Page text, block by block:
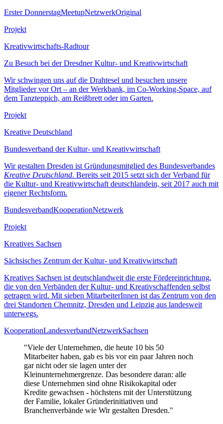
Erster DonnerstagMeetupNetzwerkOriginal
Projekt
Kreativwirtschafts-Radtour
Zu Besuch bei der Dresdner Kultur- und Kreativwirtschaft
Wir schwingen uns auf die Drahtesel und besuchen unsere
Mitglieder vor Ort – an der Werkbank, im Co-Working-Space, auf
dem Tanzteppich, am Reißbrett oder im Garten.
Projekt
Kreative Deutschland
Bundesverband der Kultur- und Kreativwirtschaft
Wir gestalten Dresden ist Gründungsmitglied des Bundesverbandes
Kreative Deutschland. Bereits seit 2015 setzt sich der Verband für
die Kultur- und Kreativwirtschaft deutschlandein, seit 2017 auch mit
eigener Rechtsform.
BundesverbandKooperationNetzwerk
Projekt
Kreatives Sachsen
Sächsisches Zentrum der Kultur- und Kreativwirtschaft
Kreatives Sachsen ist deutschlandweit die erste Fördereinrichtung,
die von den Verbänden der Kultur- und Kreativschaffenden selbst
getragen wird. Mit sieben MitarbeiterInnen ist das Zentrum von den
drei Standorten Chemnitz, Dresden und Leipzig aus landesweit
unterwegs.
KooperationLandesverbandNetzwerkSachsen
"Viele der Unternehmen, die heute 10 bis 50
Mitarbeiter haben, gab es bis vor ein paar Jahren noch
gar nicht oder sie lagen unter der
Kleinunternehmergrenze. Das besondere daran: alle
diese Unternehmen sind ohne Risikokapital oder
Kredite gewachsen - höchstens mit der Unterstützung
der Familie, lokaler Gründerinitiativen und
Branchenverbände wie Wir gestalten Dresden."